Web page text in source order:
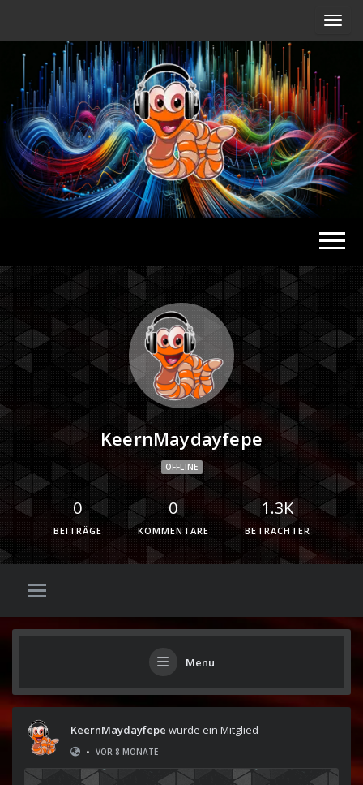
Radio
KeernMaydayfepe
OFFLINE
0
BEITRÄGE
0
KOMMENTARE
1.3K
BETRACHTER
Menu
KeernMaydayfepe wurde ein Mitglied
• VOR 8 MONATE